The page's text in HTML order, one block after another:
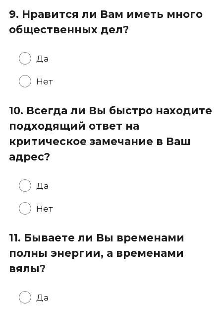
9. Нравится ли Вам иметь много
общественных дел?
Да
Нет
10. Всегда ли Вы быстро находите
подходящий ответ на
критическое замечание в Ваш
адрес?
Да
Нет
11. Бываете ли Вы временами
полны энергии, а временами
вялы?
Да